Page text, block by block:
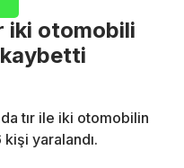
iki otomobili
kaybetti
tır ile iki otomobilin
kişi yaralandı.